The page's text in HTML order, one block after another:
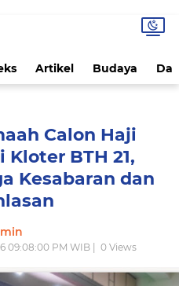
Artikel Budaya
Calon Haji
BTH 21,
Kesabaran dan
09:08:00 PM WIB | 0 Views